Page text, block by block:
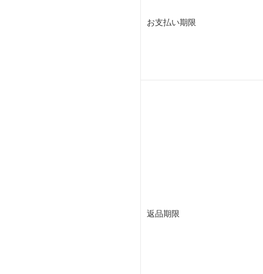
お支払い期限
返品期限